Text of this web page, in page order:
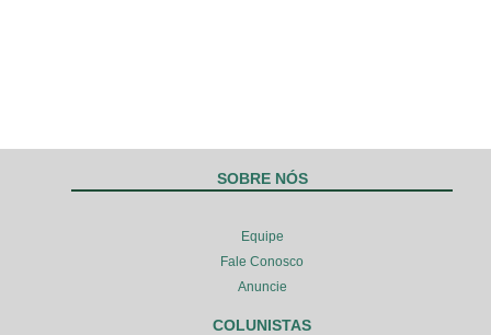
SOBRE NÓS
Equipe
Fale Conosco
Anuncie
COLUNISTAS